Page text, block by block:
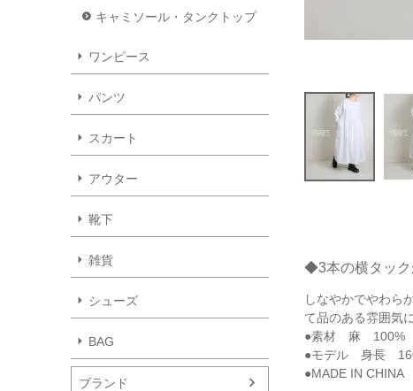
キャミソール・タンクトップ
ワンピース
パンツ
スカート
アウター
靴下
雑貨
シューズ
BAG
ブランド
◆3本の横タック
しなやかでやわら
て品のある雰囲気
●素材 麻 100%
●モデル 身長
●MADE IN CHINA